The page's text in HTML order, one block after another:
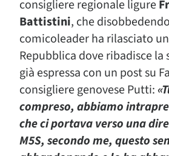
consigliere regionale ligure
Battistini, che
comicoleader ha rilasciato
Repubblica dove ribadisce la
già espressa con un post su
consigliere genovese Putti:
compreso, abbiamo
che ci portava verso una
M5S, secondo me, questo